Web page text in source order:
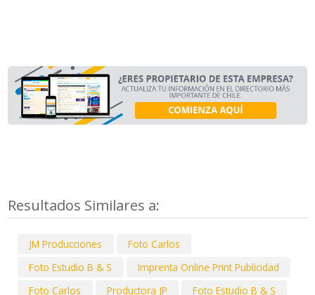
Resultados Similares a:
JM Producciones
Foto Carlos
Foto Estudio B & S
Imprenta Online Print Publicidad
Foto Carlos
Productora JP Foto Estudio B & S